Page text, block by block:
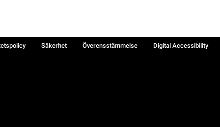
Säkerhet Överensstämmelse
Digital Accessibility